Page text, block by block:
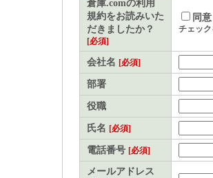
めるものです
本サービスに
事項｣といい
る前に必ず参
るものとしま
「倉庫.com
倉庫.comの利用
規約をお読みいた
だきましたか？
[必須]
同
チェッ
会社名 [必須]
部署
役職
氏名 [必須]
電話番号 [必須]
メールアドレス